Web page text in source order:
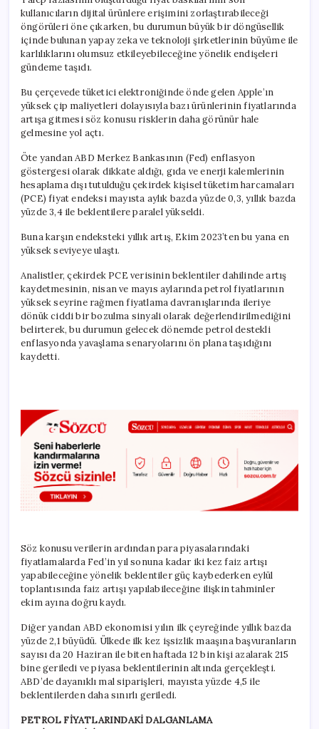
kullanıcıların dijital ürünlere erişimini zorlaştırabileceği
öngörüleri öne çıkarken, bu durumun büyük bir döngüsellik
içinde bulunan yapay zeka ve teknoloji şirketlerinin büyüme ile
karlılıklarını olumsuz etkileyebileceğine yönelik endişeleri
gündeme taşıdı.
Bu çerçevede tüketici elektroniğinde önde gelen Apple’ın
yüksek çip maliyetleri dolayısıyla bazı ürünlerinin fiyatlarında
artışa gitmesi söz konusu risklerin daha görünür hale
gelmesine yol açtı.
Öte yandan ABD Merkez Bankasının (Fed) enflasyon
göstergesi olarak dikkate aldığı, gıda ve enerji kalemlerinin
hesaplama dışı tutulduğu çekirdek kişisel tüketim harcamaları
(PCE) fiyat endeksi mayısta aylık bazda yüzde 0,3, yıllık bazda
yüzde 3,4 ile beklentilere paralel yükseldi.
Buna karşın endeksteki yıllık artış, Ekim 2023’ten bu yana en
yüksek seviyeye ulaştı.
Analistler, çekirdek PCE verisinin beklentiler dahilinde artış
kaydetmesinin, nisan ve mayıs aylarında petrol fiyatlarının
yüksek seyrine rağmen fiyatlama davranışlarında ileriye
dönük ciddi bir bozulma sinyali olarak değerlendirilmediğini
belirterek, bu durumun gelecek dönemde petrol destekli
enflasyonda yavaşlama senaryolarını ön plana taşıdığını
kaydetti.
Söz konusu verilerin ardından para piyasalarındaki
fiyatlamalarda Fed’in yıl sonuna kadar iki kez faiz artışı
yapabileceğine yönelik beklentiler güç kaybederken eylül
toplantısında faiz artışı yapılabileceğine ilişkin tahminler
ekim ayına doğru kaydı.
Diğer yandan ABD ekonomisi yılın ilk çeyreğinde yıllık bazda
yüzde 2,1 büyüdü. Ülkede ilk kez işsizlik maaşına başvuranların
sayısı da 20 Haziran ile biten haftada 12 bin kişi azalarak 215
bine geriledi ve piyasa beklentilerinin altında gerçekleşti.
ABD’de dayanıklı mal siparişleri, mayısta yüzde 4,5 ile
beklentilerden daha sınırlı geriledi.
PETROL FİYATLARINDAKİ DALGANLAMA